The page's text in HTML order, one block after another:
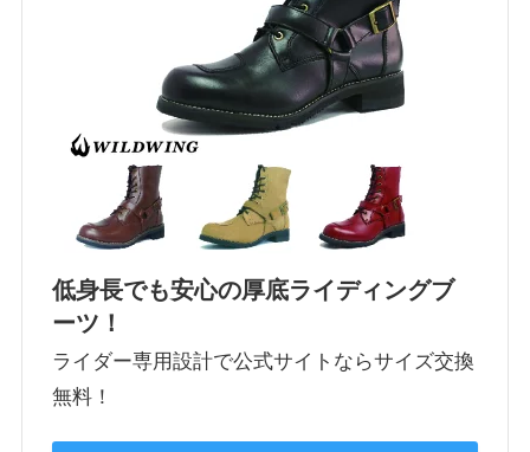
低身長でも安心の厚底ライディングブ
ーツ！
ライダー専用設計で公式サイトならサイズ交換
無料！